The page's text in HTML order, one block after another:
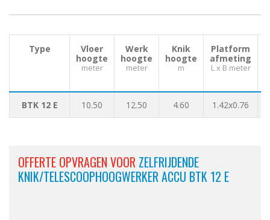
Type
Vloer
hoogte
meter
Werk
hoogte
meter
Knik
hoogte
m
Platform
afmeting
L x B meter
BTK 12 E 10.50 12.50 4.60 1.42x0.76
OFFERTE OPVRAGEN VOOR ZELFRIJDENDE
KNIK/TELESCOOPHOOGWERKER ACCU BTK 12 E